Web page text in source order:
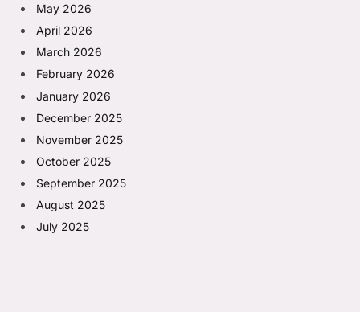
May 2026
April 2026
March 2026
February 2026
January 2026
December 2025
November 2025
October 2025
September 2025
August 2025
July 2025